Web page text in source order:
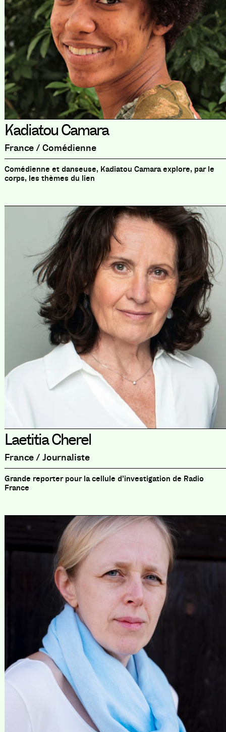
Kadiatou Camara
France / Comédienne
Comédienne et danseuse, Kadiatou Camara explore, par le
corps, les thèmes du lien
Laetitia Cherel
France / Journaliste
Grande reporter pour la cellule d’investigation de Radio
France